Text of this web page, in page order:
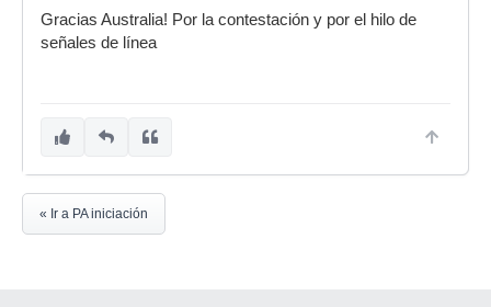
Gracias Australia! Por la contestación y por el hilo de
señales de línea
« Ir a PA iniciación